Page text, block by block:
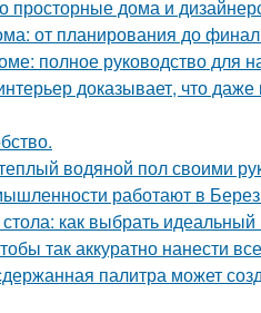
просторные дома и
от планирования до
полное руководство для
доказывает, что
водяной пол своими
работают в
как выбрать
так аккуратно нанести
палитра может